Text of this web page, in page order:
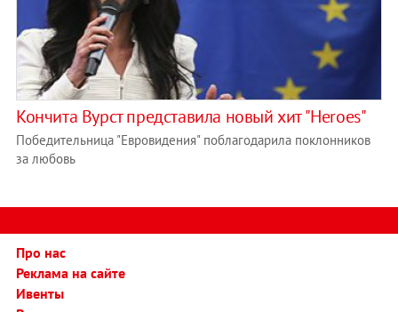
Кончита Вурст представила новый хит "Heroes"
Победительница "Евровидения" поблагодарила поклонников
за любовь
Про нас
Реклама на сайте
Ивенты